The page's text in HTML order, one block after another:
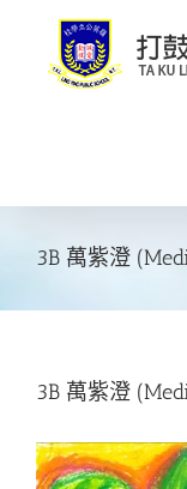
content
3B 萬紫澄
3B 萬紫澄